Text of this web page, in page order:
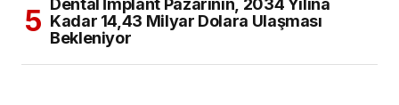
Dental İmplant Pazarının, 2034 Yılına
Kadar 14,43 Milyar Dolara Ulaşması
Bekleniyor